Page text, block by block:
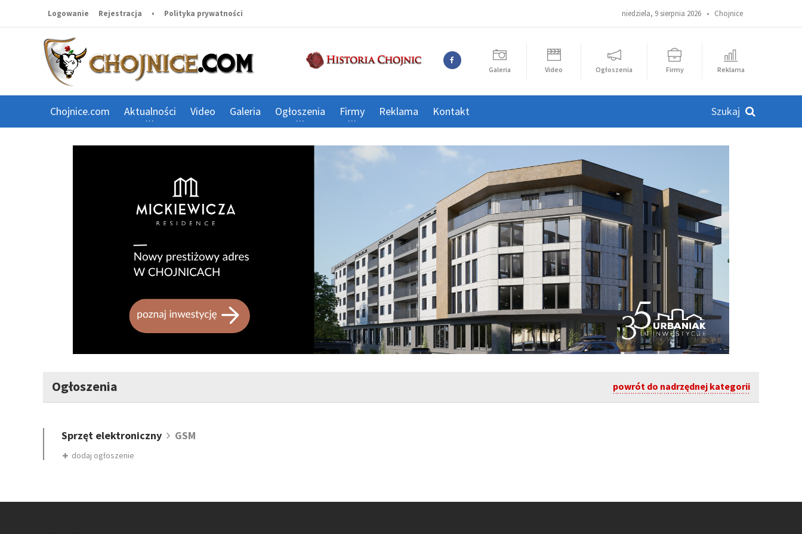
niedziela, 9 sierpnia 2026 • Chojnice
Logowanie Rejestracja • Polityka prywatności
Galeria Video Ogłoszenia Firmy Reklama
Chojnice.com Aktualności Video Galeria Ogłoszenia Firmy Reklama Kontakt
Ogłoszenia powrót do nadrzędnej kategorii
Sprzęt elektroniczny GSM
dodaj ogłoszenie